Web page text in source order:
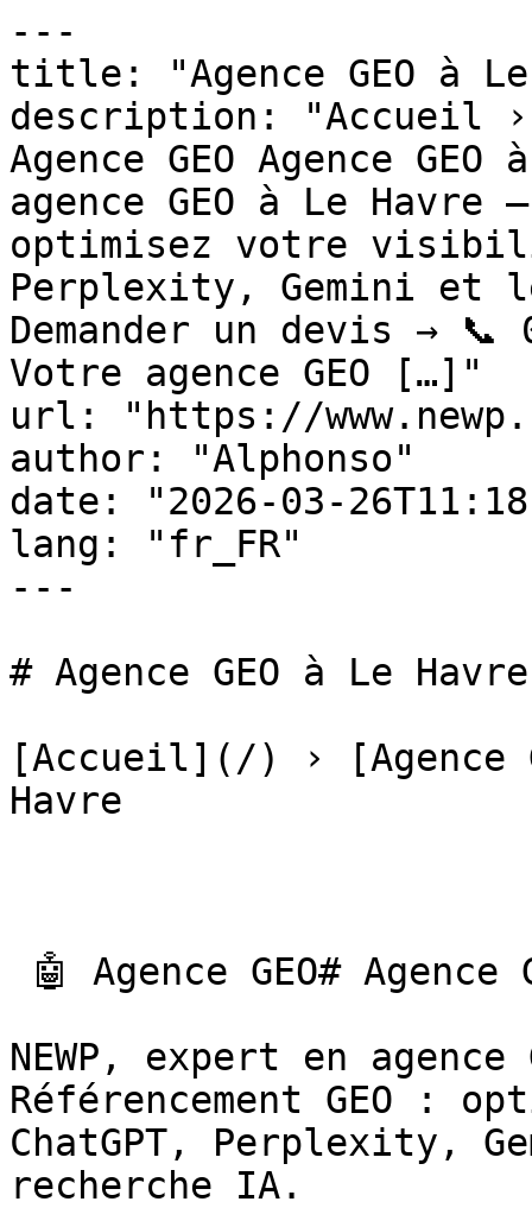
---
title: "Agence GEO à
description: "Accueil ›
Agence GEO Agence
agence GEO à Le Havre
optimisez votre
Perplexity, Gemini et
Demander un devis → 📞
Votre agence GEO […]"
url: "https://
author: "Alphonso"
date: "2026-03-
lang: "fr_FR"
---
# Agence GEO à Le Havre
[Accueil](/) › [Agence
Havre
NEWP, expert en agence
Référencement GEO :
ChatGPT, Perplexity,
recherche IA.